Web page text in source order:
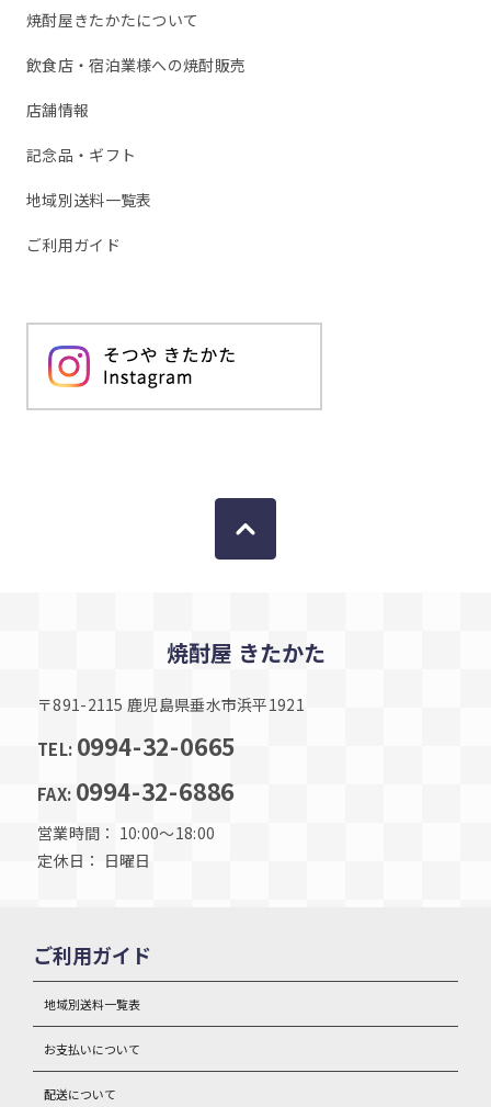
焼酎屋きたかたについて
飲食店・宿泊業様への焼酎販売
店舗情報
記念品・ギフト
地域別送料一覧表
ご利用ガイド
焼酎屋 きたかた
〒891-2115 鹿児島県垂水市浜平1921
TEL: 0994-32-0665
FAX: 0994-32-6886
営業時間： 10:00～18:00
定休日： 日曜日
ご利用ガイド
地域別送料一覧表
お支払いについて
配送について